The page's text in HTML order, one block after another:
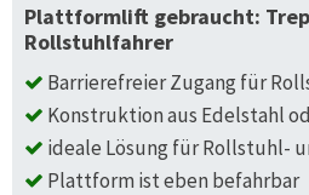
Plattformlift gebraucht:
Rollstuhlfahrer
Barrierefreier Zugang für
Konstruktion aus Edelstahl
ideale Lösung für Rollstuhl-
Plattform ist eben befahrbar